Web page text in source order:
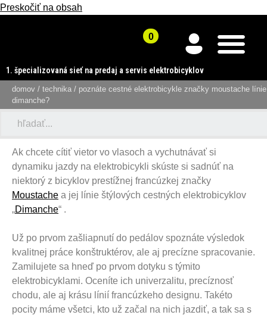
Preskočiť na obsah
1. špecializovaná sieť na predaj a servis elektrobicyklov
domov / technika / poznáte cestné elektrobicykle značky moustache línie
dimanche?
Ak chcete cítiť vietor vo vlasoch a vychutnávať si
dynamiku jazdy na elektrobicykli skúste si sadnúť na
niektorý z bicyklov prestížnej francúzkej značky
Moustache a jej línie štýlových cestných elektrobicyklov
„Dimanche“ .
Už po prvom zašliapnutí do pedálov spoznáte výsledok
kvalitnej práce konštruktérov, ale aj precízne spracovanie.
Zamilujete sa hneď po prvom dotyku s týmito
elektrobicyklami. Oceníte ich univerzalitu, precíznosť
chodu, ale aj krásu línií francúzkeho designu. Takéto
pocity máme všetci, kto už začal na nich jazdiť, a tak sa s